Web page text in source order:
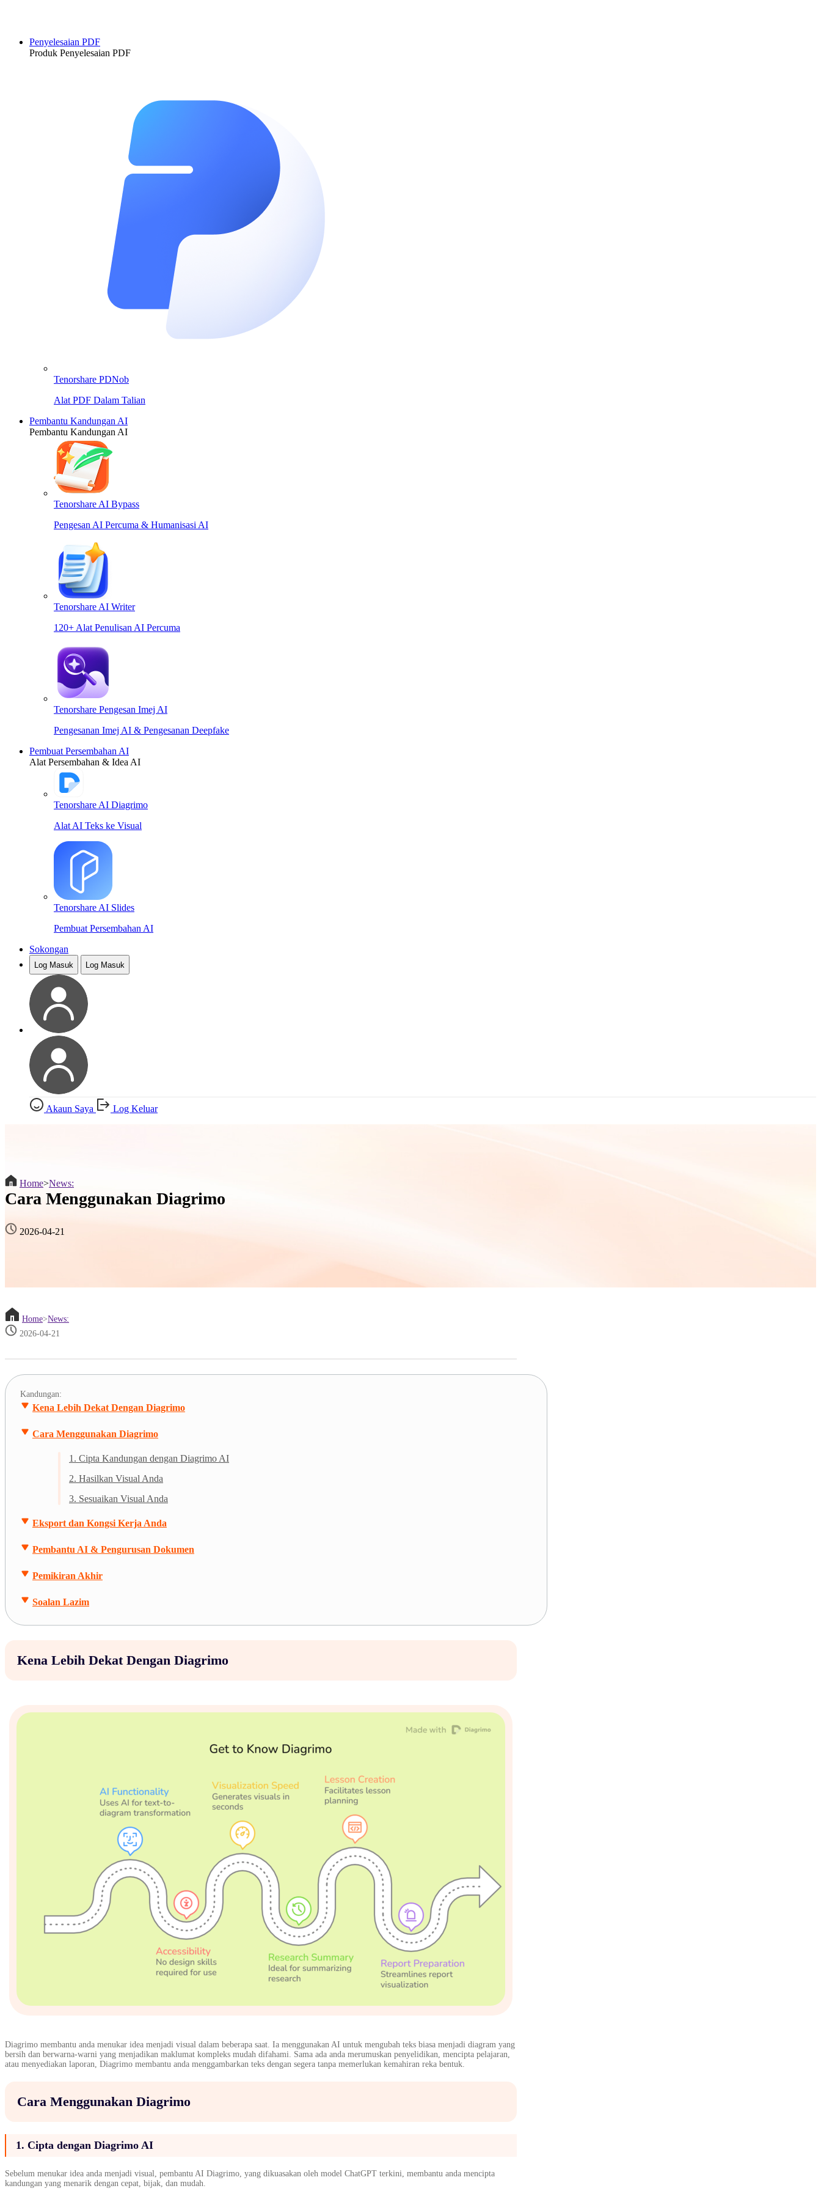
Penyelesaian PDF
Produk Penyelesaian PDF
Tenorshare PDNob
Alat PDF Dalam Talian
Pembantu Kandungan AI
Pembantu Kandungan AI
Tenorshare AI Bypass
Pengesan AI Percuma & Humanisasi AI
Tenorshare AI Writer
120+ Alat Penulisan AI Percuma
Tenorshare Pengesan Imej AI
Pengesanan Imej AI & Pengesanan Deepfake
Pembuat Persembahan AI
Alat Persembahan & Idea AI
Tenorshare AI Diagrimo
Alat AI Teks ke Visual
Tenorshare AI Slides
Pembuat Persembahan AI
Sokongan
Log Masuk Log Masuk
Akaun Saya Log Keluar
Home>News:
Cara Menggunakan Diagrimo
2026-04-21
Home>News:
2026-04-21
Kandungan:
Kena Lebih Dekat Dengan Diagrimo
Cara Menggunakan Diagrimo
1. Cipta Kandungan dengan Diagrimo AI
2. Hasilkan Visual Anda
3. Sesuaikan Visual Anda
Eksport dan Kongsi Kerja Anda
Pembantu AI & Pengurusan Dokumen
Pemikiran Akhir
Soalan Lazim
Kena Lebih Dekat Dengan Diagrimo
Diagrimo membantu anda menukar idea menjadi visual dalam beberapa saat. Ia menggunakan AI untuk mengubah teks biasa menjadi diagram yang
bersih dan berwarna-warni yang menjadikan maklumat kompleks mudah difahami. Sama ada anda merumuskan penyelidikan, mencipta pelajaran,
atau menyediakan laporan, Diagrimo membantu anda menggambarkan teks dengan segera tanpa memerlukan kemahiran reka bentuk.
Cara Menggunakan Diagrimo
1. Cipta dengan Diagrimo AI
Sebelum menukar idea anda menjadi visual, pembantu AI Diagrimo, yang dikuasakan oleh model ChatGPT terkini, membantu anda mencipta
kandungan yang menarik dengan cepat, bijak, dan mudah.